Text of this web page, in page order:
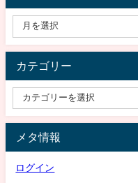
カテゴリー
メタ情報
ログイン